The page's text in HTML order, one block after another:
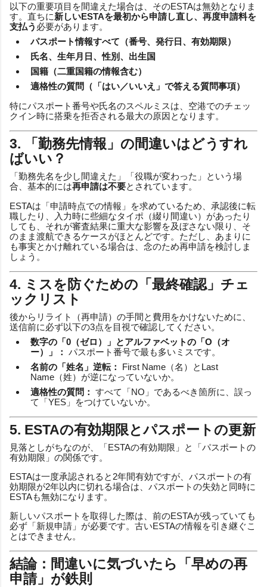
以下の重要項目を間違えた場合は、そのESTAは無効となりま
す。直ちに新しいESTAを最初から申請し直し、再度申請料を
支払う 必要があります。
パスポート情報すべて（番号、発行日、有効期限）
氏名、生年月日、性別、出生国
国籍（二重国籍の情報含む）
適格性の質問（「はい／いいえ」で答える質問事項）
特にパスポート番号や氏名のスペルミスは、空港でのチェッ
クイン時に搭乗を拒否される最大の原因となります。
3. 「勤務先情報」の間違いはどうすれ
ばいい？
「勤務先名を少し間違えた」「役職が変わった」という場
合、基本的には再申請は不要とされています。
ESTAは「申請時点での情報」を求めているため、承認後に転
職したり、入力時に些細なタイポ（綴り間違い）があったり
しても、それが審査結果に重大な影響を及ぼさない限り、そ
のまま渡航できるケースがほとんどです。ただし、あまりに
も事実とかけ離れている場合は、念のため再申請を検討しま
しょう。
4. ミスを防ぐための「最終確認」チェ
ックリスト
後からリライト（再申請）の手間と費用をかけないために、
送信前に必ず以下の3点を目視で確認してください。
数字の「0（ゼロ）」とアルファベットの「O（オ
ー）」： パスポート番号で最も多いミスです。
名前の「姓名」逆転：
First Name（名）とLast
Name（姓）が逆になっていないか。
適格性の質問： すべて「NO」であるべき箇所に、誤っ
て「YES」をつけていないか。
5. ESTAの有効期限とパスポートの更新
見落としがちなのが、「ESTAの有効期限」と「パスポートの
有効期限」の関係です。
ESTAは一度承認されると2年間有効ですが、パスポートの有
効期限が2年以内に切れる場合は、パスポートの失効と同時に
ESTAも無効になります。
新しいパスポートを取得した際は、前のESTAが残っていても
必ず「新規申請」が必要です。古いESTAの情報を引き継ぐこ
とはできません。
結論：間違いに気づいたら「早めの再
申請」が鉄則